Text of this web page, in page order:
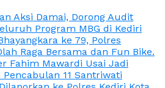
Aksi Damai, Dorong Audit
Program MBG di Kediri
ke 79, Polres
Raga Bersama dan Fun Bike.
Fahim Mawardi Usai Jadi
Pencabulan 11 Santriwati